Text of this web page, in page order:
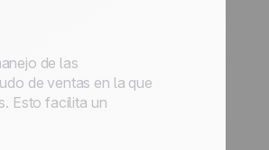
de las
de ventas en la que
Esto facilita un